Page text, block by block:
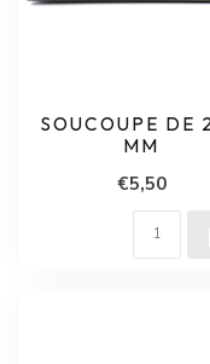
SOUCOUPE DE
MM
€5,50